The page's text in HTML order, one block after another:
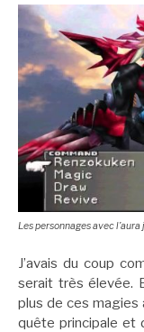
Les personnages avec
J’avais du coup
serait très élevée.
plus de ces magies
quête principale et